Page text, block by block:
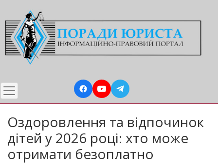
до
основного
вмісту
Оздоровлення та відпочинок
дітей у 2026 році: хто може
отримати безоплатно